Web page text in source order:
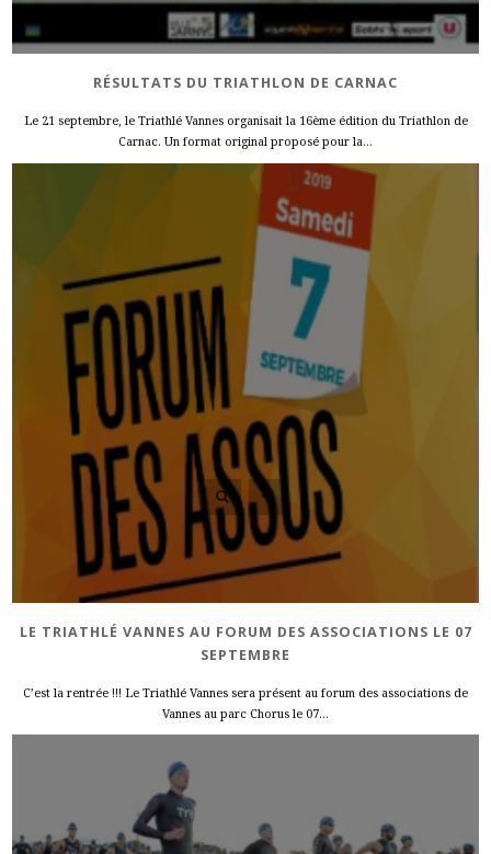
RÉSULTATS DU TRIATHLON DE CARNAC
Le 21 septembre, le Triathlé Vannes organisait la 16ème édition du Triathlon de
Carnac. Un format original proposé pour la...
LE TRIATHLÉ VANNES AU FORUM DES ASSOCIATIONS LE 07
SEPTEMBRE
C’est la rentrée !!! Le Triathlé Vannes sera présent au forum des associations de
Vannes au parc Chorus le 07...